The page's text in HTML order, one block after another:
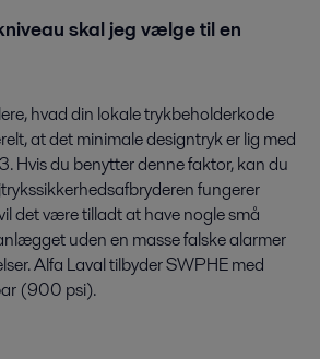
skal jeg vælge til en
hvad din lokale trykbeholderkode
at det minimale designtryk er lig med
Hvis du benytter denne faktor, kan du
fungerer
det være tilladt at have nogle små
uden en masse falske alarmer
Alfa Laval tilbyder SWPHE med
(900 psi).